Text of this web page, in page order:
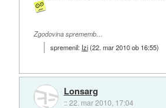
Zgodovina sprememb…
spremenil: Izi(22. mar 2010 ob 16:55)
Lonsarg
::22. mar 2010, 17:04